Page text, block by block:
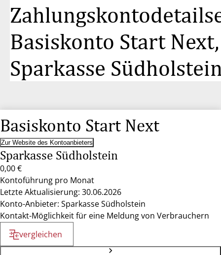
auf
100
Basiskonto Start Next,
Sparkasse
Basiskonto Start Next
Zur Website des Kontoanbieters
Sparkasse Südholstein
0,00 €
Kontoführung pro Monat
Letzte Aktualisierung: 30.06.2026
Konto-Anbieter: Sparkasse Südholstein
Kontakt-Möglichkeit für eine Meldung von Verbrauchern
vergleichen